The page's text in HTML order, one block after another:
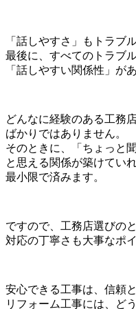
「話しやすさ」もトラブ
最後に、すべてのトラブ
「話しやすい関係性」が
どんなに経験のある工務
ばかりではありません。
そのときに、「ちょっと
と思える関係が築けてい
最小限で済みます。
ですので、工務店選びの
対応の丁寧さも大事なポ
安心できる工事は、信頼
リフォーム工事には、ど